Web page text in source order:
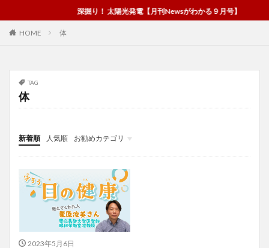
深掘り！ 太陽光発電【月刊Newsがわかる９月号】
HOME 体
TAG
体
新着順 人気順
お勧めカテゴリ
投稿
学び
マンガ
電子書籍
2023年5月6日